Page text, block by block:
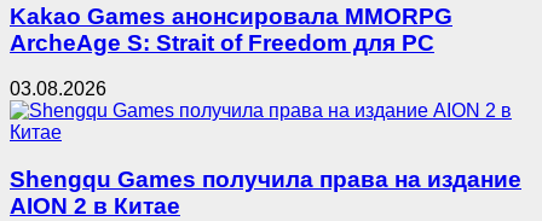
Kakao Games анонсировала MMORPG
ArcheAge S: Strait of Freedom для PC
03.08.2026
Shengqu Games получила права на издание
AION 2 в Китае